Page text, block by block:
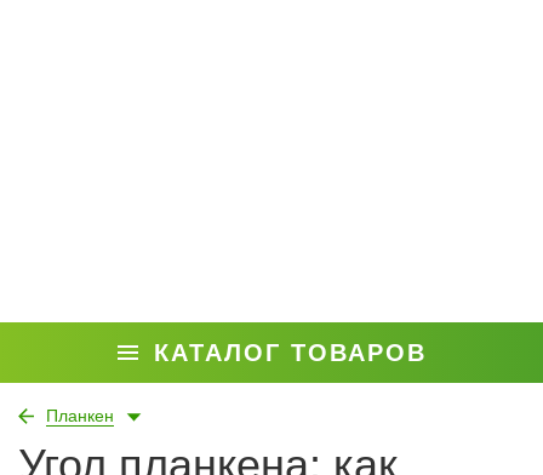
КАТАЛОГ ТОВАРОВ
Планкен
Угол планкена: как